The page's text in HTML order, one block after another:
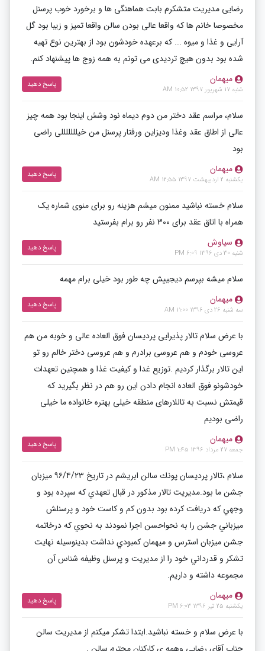
رضایی مدیریت متشکرم بابت هماهنگی ها و برخورد خوب پرسنل
مخصوصا خانم ها که واقعا عالی بودن سالن واقعا تمیز و زیبا بود گل
آرایی و غذا و میوه ... که برعهده خودشون بود از بهترین نوع تهیه
شده بود بدون هیچ تردیدی می تونم به همه زوج ها پیشنهاد کنم.
میهمان
شنبه 17 شهریور 1397 10:52 AM
پاسخ دهید
سلام، مراسم عقد دختر من دوم دیماه نود وشش اینجا بود همه چیز
عالی از اطاق عقد وغذا ودیزاین ورفتار پرسنل من خیلللللللی راضی
بود
میهمان
یکشنبه 2 اردیبهشت 1397 12:55 AM
پاسخ دهید
سلام خسته نباشید ممنون میشم هزینه رو برای منوی شماره یک
همراه با اتاق عقد برای 300 نفر رو برام بفرستید
سیاوش
شنبه 30 دی 1396 6:09 PM
پاسخ دهید
سلام میشه بپرسم دیجییش چه طور بود خیلی برام مهمه
میهمان
سه شنبه 26 دی 1396 11:00 AM
پاسخ دهید
با عرض سلام تالار پذیرایی پردیسان فوق العاده عالی و خوبه من هم
عروسی خودم و هم عروسی برادرم و هم عروسی دختر خالم رو تو
این تالار برگذار کردیم .توزیع غدا و کیفیت غذا و همچنین تعهدات
خودشونو فوق العاده انجام دادن این رو هم در نظر بگیرید که
قیمتش نسبت به تاللارهای منطقه خیلی بهتره خانواده ما خیلی
راضی بودیم
میهمان
جمعه 27 مرداد 1396 1:45 PM
پاسخ دهید
سلام ،تالار پرديسان پونك سالن ابريشم در تاريخ ٩٦/٤/٢٣ ميزبان
جشن ما بود.مديريت تالار مذكور در قبال تعهدي كه سپرده بود و
وجهي كه دريافت كرده بود بدون كم و كاست خود و پرسنلش
ميزباني جشن را به نحواحسن اجرا نمودند به نحوي كه درخاتمه
جشن ميزبان استرس و ميهمان كمبودي نداشت بدينوسيله نهايت
تشكر و قدرداني خود را از مديريت و پرسنل وظيفه شناس آن
مجموعه داشته و داريم.
میهمان
یکشنبه 25 تیر 1396 6:03 PM
پاسخ دهید
با عرض سلام و خسته نباشید.ابتدا تشکر میکنم از مدیریت سالن